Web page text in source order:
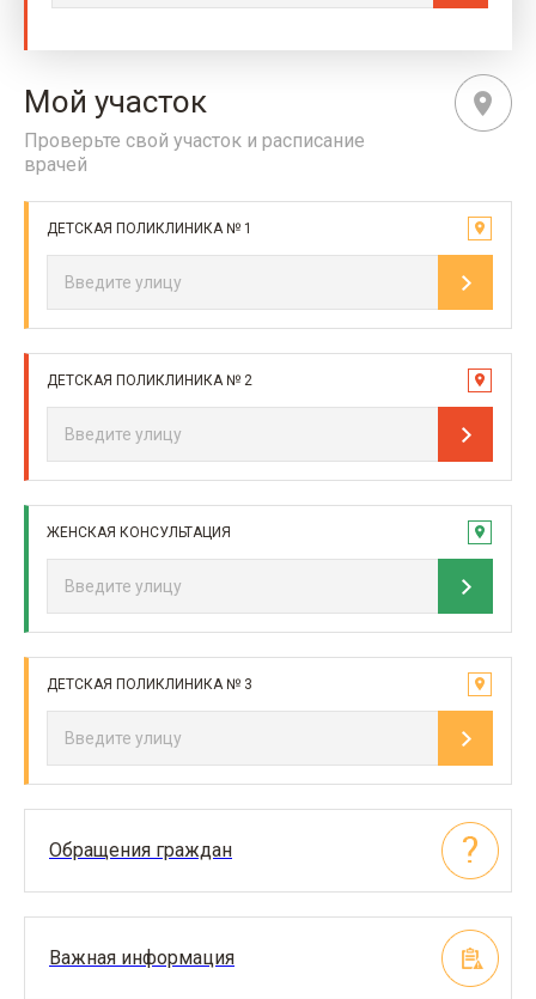
Мой участок
Проверьте свой участок и расписание
врачей
ДЕТСКАЯ ПОЛИКЛИНИКА № 1
ДЕТСКАЯ ПОЛИКЛИНИКА № 2
ЖЕНСКАЯ КОНСУЛЬТАЦИЯ
ДЕТСКАЯ ПОЛИКЛИНИКА № 3
Обращения граждан
Важная информация